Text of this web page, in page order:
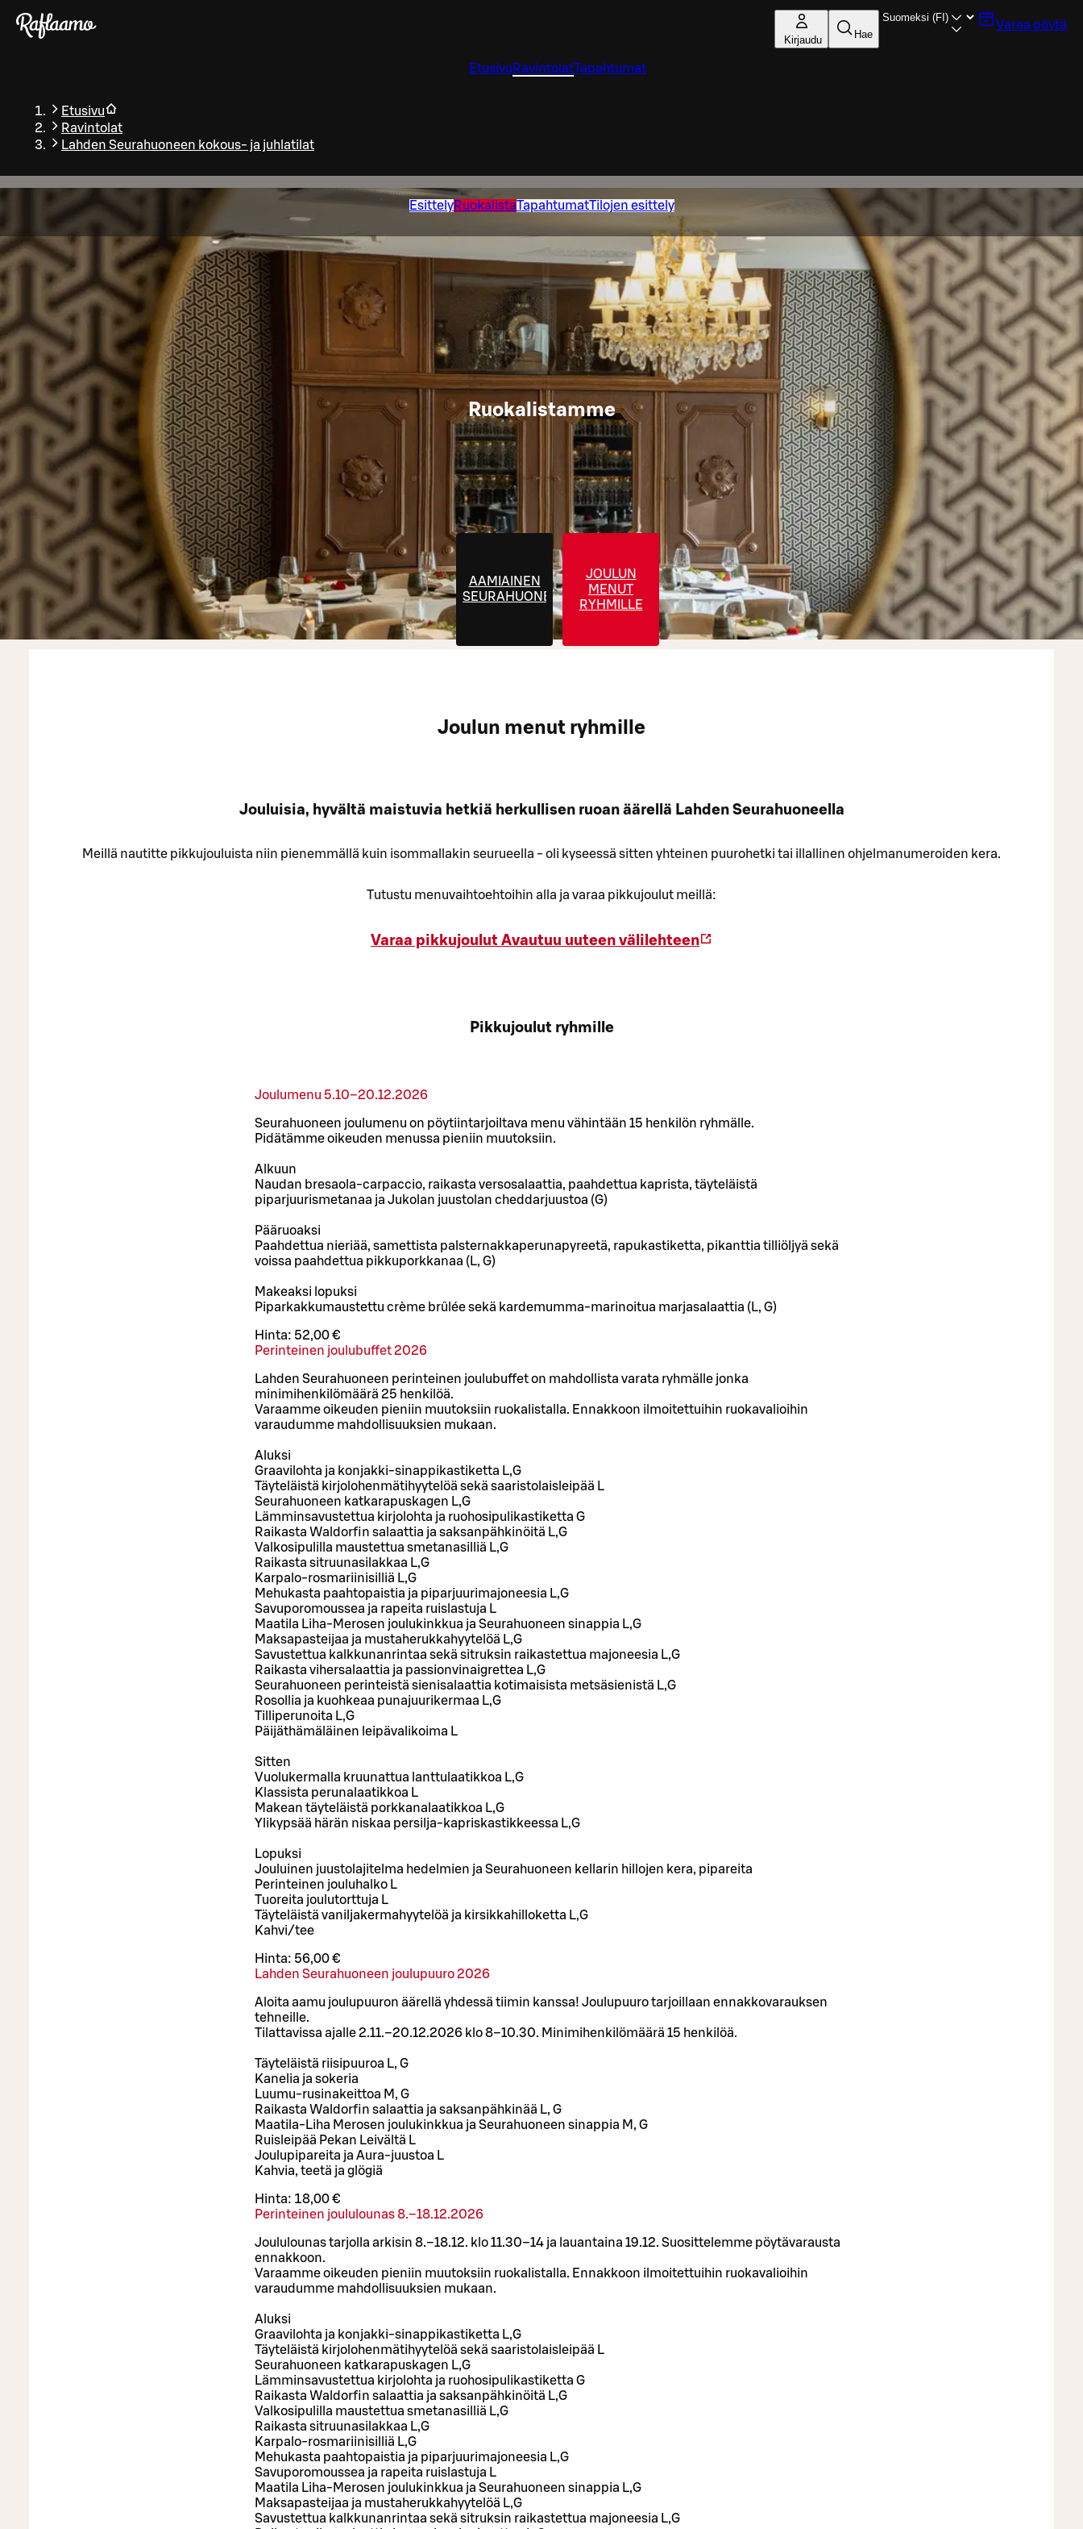
Siirry pääsisältöön
Kirjaudu Hae
Varaa pöytä
Etusivu RavintolatTapahtumat
Etusivu
Ravintolat
Lahden Seurahuoneen kokous- ja juhlatilat
EsittelyRuokalistaTapahtumatTilojen esittely
Ruokalistamme
AAMIAINEN
SEURAHUONEELLA
JOULUN
MENUT
RYHMILLE
Joulun menut ryhmille
Jouluisia, hyvältä maistuvia hetkiä herkullisen ruoan äärellä Lahden Seurahuoneella
Meillä nautitte pikkujouluista niin pienemmällä kuin isommallakin seurueella - oli kyseessä sitten yhteinen puurohetki tai illallinen ohjelmanumeroiden kera.
Tutustu menuvaihtoehtoihin alla ja varaa pikkujoulut meillä:
Varaa pikkujoulut Avautuu uuteen välilehteen
Pikkujoulut ryhmille
Joulumenu 5.10–20.12.2026
Seurahuoneen joulumenu on pöytiintarjoiltava menu vähintään 15 henkilön ryhmälle.
Pidätämme oikeuden menussa pieniin muutoksiin.
Alkuun
Naudan bresaola-carpaccio, raikasta versosalaattia, paahdettua kaprista, täyteläistä
piparjuurismetanaa ja Jukolan juustolan cheddarjuustoa (G)
Pääruoaksi
Paahdettua nieriää, samettista palsternakkaperunapyreetä, rapukastiketta, pikanttia tilliöljyä sekä
voissa paahdettua pikkuporkkanaa (L, G)
Makeaksi lopuksi
Piparkakkumaustettu crème brûlée sekä kardemumma-marinoitua marjasalaattia (L, G)
Hinta: 52,00 €
Perinteinen joulubuffet 2026
Lahden Seurahuoneen perinteinen joulubuffet on mahdollista varata ryhmälle jonka
minimihenkilömäärä 25 henkilöä.
Varaamme oikeuden pieniin muutoksiin ruokalistalla. Ennakkoon ilmoitettuihin ruokavalioihin
varaudumme mahdollisuuksien mukaan.
Aluksi
Graavilohta ja konjakki-sinappikastiketta L,G
Täyteläistä kirjolohenmätihyytelöä sekä saaristolaisleipää L
Seurahuoneen katkarapuskagen L,G
Lämminsavustettua kirjolohta ja ruohosipulikastiketta G
Raikasta Waldorfin salaattia ja saksanpähkinöitä L,G
Valkosipulilla maustettua smetanasilliä L,G
Raikasta sitruunasilakkaa L,G
Karpalo-rosmariinisilliä L,G
Mehukasta paahtopaistia ja piparjuurimajoneesia L,G
Savuporomoussea ja rapeita ruislastuja L
Maatila Liha-Merosen joulukinkkua ja Seurahuoneen sinappia L,G
Maksapasteijaa ja mustaherukkahyytelöä L,G
Savustettua kalkkunanrintaa sekä sitruksin raikastettua majoneesia L,G
Raikasta vihersalaattia ja passionvinaigrettea L,G
Seurahuoneen perinteistä sienisalaattia kotimaisista metsäsienistä L,G
Rosollia ja kuohkeaa punajuurikermaa L,G
Tilliperunoita L,G
Päijäthämäläinen leipävalikoima L
Sitten
Vuolukermalla kruunattua lanttulaatikkoa L,G
Klassista perunalaatikkoa L
Makean täyteläistä porkkanalaatikkoa L,G
Ylikypsää härän niskaa persilja-kapriskastikkeessa L,G
Lopuksi
Jouluinen juustolajitelma hedelmien ja Seurahuoneen kellarin hillojen kera, pipareita
Perinteinen jouluhalko L
Tuoreita joulutorttuja L
Täyteläistä vaniljakermahyytelöä ja kirsikkahilloketta L,G
Kahvi/tee
Hinta: 56,00 €
Lahden Seurahuoneen joulupuuro 2026
Aloita aamu joulupuuron äärellä yhdessä tiimin kanssa! Joulupuuro tarjoillaan ennakkovarauksen
tehneille.
Tilattavissa ajalle 2.11.–20.12.2026 klo 8–10.30. Minimihenkilömäärä 15 henkilöä.
Täyteläistä riisipuuroa L, G
Kanelia ja sokeria
Luumu-rusinakeittoa M, G
Raikasta Waldorfin salaattia ja saksanpähkinää L, G
Maatila-Liha Merosen joulukinkkua ja Seurahuoneen sinappia M, G
Ruisleipää Pekan Leivältä L
Joulupipareita ja Aura-juustoa L
Kahvia, teetä ja glögiä
Hinta: 18,00 €
Perinteinen joululounas 8.–18.12.2026
Joululounas tarjolla arkisin 8.–18.12. klo 11.30–14 ja lauantaina 19.12. Suosittelemme pöytävarausta
ennakkoon.
Varaamme oikeuden pieniin muutoksiin ruokalistalla. Ennakkoon ilmoitettuihin ruokavalioihin
varaudumme mahdollisuuksien mukaan.
Aluksi
Graavilohta ja konjakki-sinappikastiketta L,G
Täyteläistä kirjolohenmätihyytelöä sekä saaristolaisleipää L
Seurahuoneen katkarapuskagen L,G
Lämminsavustettua kirjolohta ja ruohosipulikastiketta G
Raikasta Waldorfin salaattia ja saksanpähkinöitä L,G
Valkosipulilla maustettua smetanasilliä L,G
Raikasta sitruunasilakkaa L,G
Karpalo-rosmariinisilliä L,G
Mehukasta paahtopaistia ja piparjuurimajoneesia L,G
Savuporomoussea ja rapeita ruislastuja L
Maatila Liha-Merosen joulukinkkua ja Seurahuoneen sinappia L,G
Maksapasteijaa ja mustaherukkahyytelöä L,G
Savustettua kalkkunanrintaa sekä sitruksin raikastettua majoneesia L,G